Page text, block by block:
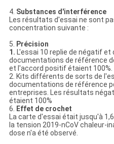
4. Substances d'interférence
Les résultats d'essai ne sont
concentration suivante :
5. Précision
1. L'essai 10 replie de négatif et
documentations de référence
et l'accord positif étaient 100%.
2. Kits différents de sorts de
documentations de référence
entreprises. Les résultats
étaient 100%
6. Effet de crochet
La carte d'essai était jusqu'à
la tension 2019-nCoV chaleur-
dose n'a été observé.